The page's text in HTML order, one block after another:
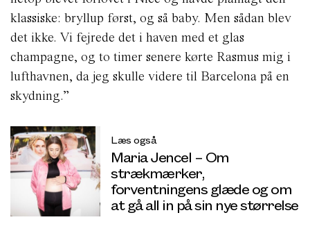
klassiske: bryllup først, og så baby. Men sådan blev
det ikke. Vi fejrede det i haven med et glas
champagne, og to timer senere kørte Rasmus mig i
lufthavnen, da jeg skulle videre til Barcelona på en
skydning.”
Læs også
Maria Jencel – Om
strækmærker,
forventningens glæde og om
at gå all in på sin nye størrelse